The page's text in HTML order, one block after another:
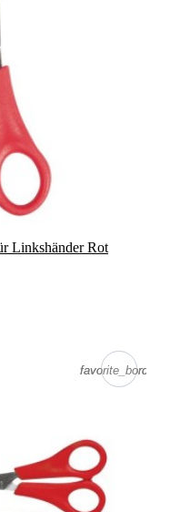
Linkshänder Rot
favorite_border
favorite_border